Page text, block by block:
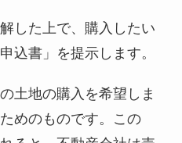
した上で、購入したい
込書」を提示します。
土地の購入を希望しま
めのものです。この